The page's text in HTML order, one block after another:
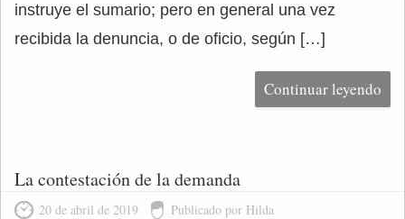
instruye el sumario; pero en general una vez
recibida la denuncia, o de oficio, según […]
Continuar leyendo
La contestación de la demanda
20 de abril de 2019 Publicado por Hilda